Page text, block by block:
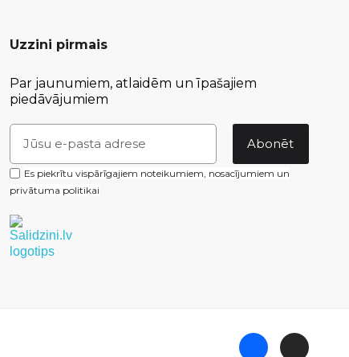
Uzzini pirmais
Par jaunumiem, atlaidēm un īpašajiem
piedāvājumiem
Abonēt
Es piekrītu vispārīgajiem noteikumiem, nosacījumiem un
privātuma politikai